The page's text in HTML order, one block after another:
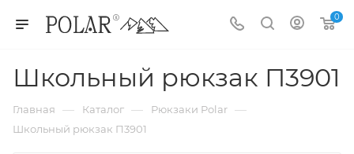
0
Школьный рюкзак П3901
Главная — Каталог — Рюкзаки Polar —
Школьный рюкзак П3901